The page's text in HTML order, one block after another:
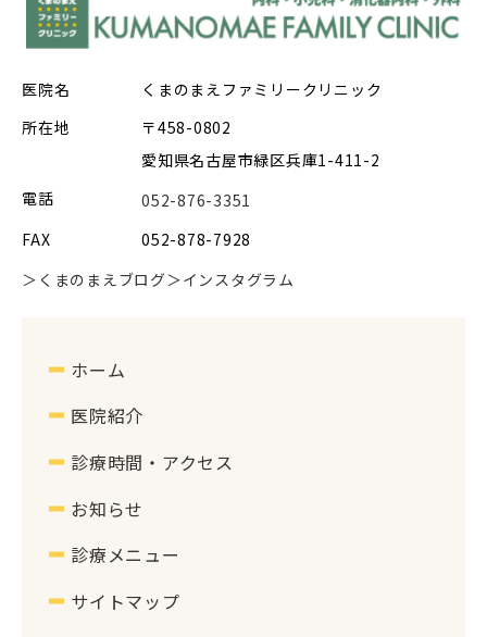
医院名
くまのまえファミリークリニック
所在地
〒458-0802
愛知県名古屋市緑区兵庫1-411-2
電話
052-876-3351
FAX
052-878-7928
＞くまのまえブログ＞インスタグラム
ホーム
医院紹介
診療時間・アクセス
お知らせ
診療メニュー
サイトマップ